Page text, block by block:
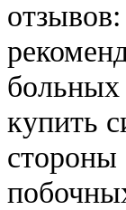
больных
купить
стороны